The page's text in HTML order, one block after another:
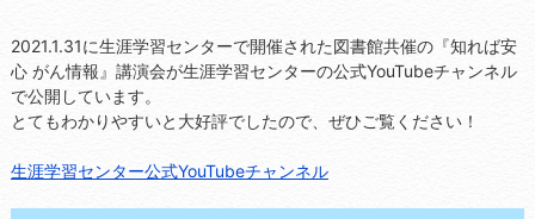
2021.1.31に生涯学習センターで開催された図書館共催の『知れば安
心 がん情報』講演会が生涯学習センターの公式YouTubeチャンネル
で公開しています。
とてもわかりやすいと大好評でしたので、ぜひご覧ください！
生涯学習センター公式YouTubeチャンネル